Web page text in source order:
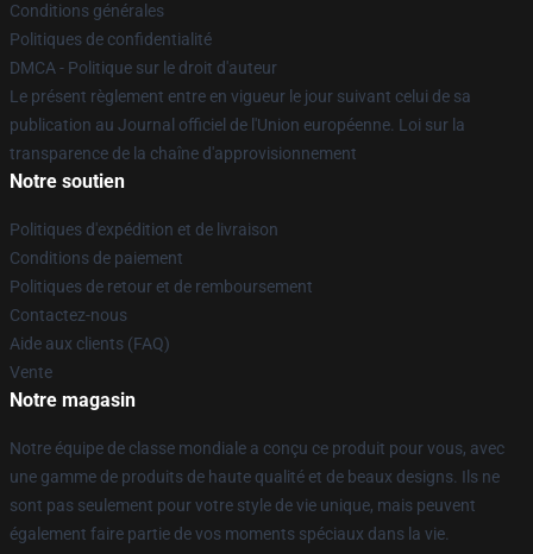
Conditions générales
Politiques de confidentialité
DMCA - Politique sur le droit d'auteur
Le présent règlement entre en vigueur le jour suivant celui de sa
publication au Journal officiel de l'Union européenne. Loi sur la
transparence de la chaîne d'approvisionnement
Notre soutien
Politiques d'expédition et de livraison
Conditions de paiement
Politiques de retour et de remboursement
Contactez-nous
Aide aux clients (FAQ)
Vente
Notre magasin
Notre équipe de classe mondiale a conçu ce produit pour vous, avec
une gamme de produits de haute qualité et de beaux designs. Ils ne
sont pas seulement pour votre style de vie unique, mais peuvent
également faire partie de vos moments spéciaux dans la vie.